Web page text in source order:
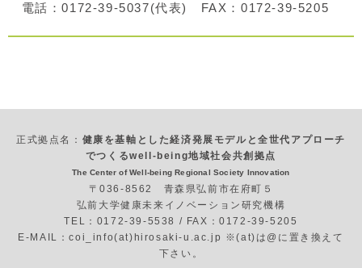
電話：0172-39-5037(代表) FAX：0172-39-5205
正式拠点名： 健康を基軸とした経済発展モデルと全世代アプローチ
でつくるwell-being地域社会共創拠点
The Center of Well-being Regional Society Innovation
〒036-8562 青森県弘前市在府町５
弘前大学健康未来イノベーション研究機構
TEL：0172-39-5538 / FAX：0172-39-5205
E-MAIL：coi_info(at)hirosaki-u.ac.jp ※(at)は@に置き換えて
下さい。